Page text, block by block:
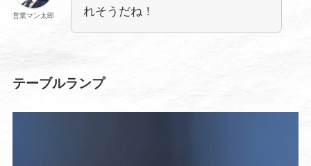
営業マン太郎
れそうだね！
テーブルランプ